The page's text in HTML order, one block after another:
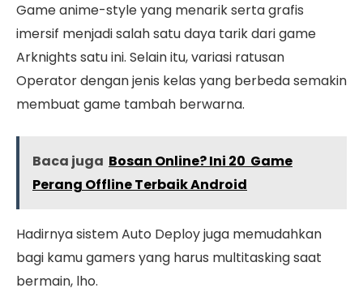
Game anime-style yang menarik serta grafis
imersif menjadi salah satu daya tarik dari game
Arknights satu ini. Selain itu, variasi ratusan
Operator dengan jenis kelas yang berbeda semakin
membuat game tambah berwarna.
Baca juga Bosan Online? Ini 20 Game
Perang Offline Terbaik Android
Hadirnya sistem Auto Deploy juga memudahkan
bagi kamu gamers yang harus multitasking saat
bermain, lho.